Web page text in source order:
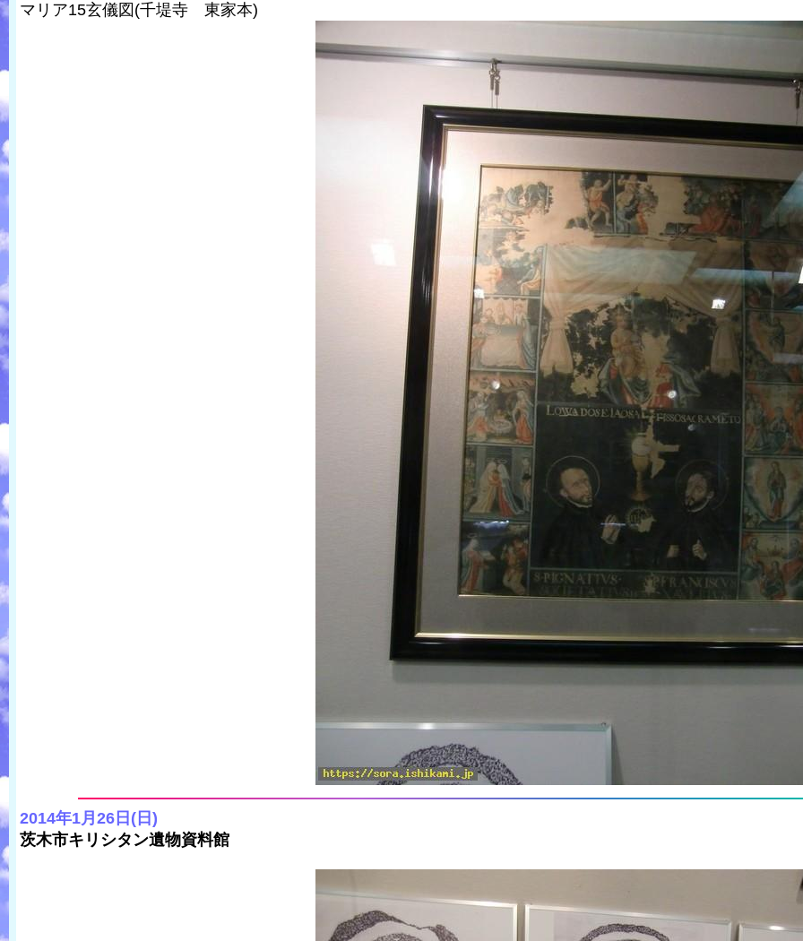
マリア15玄儀図(千堤寺 東家本)
2014年1月26日(日)
茨木市キリシタン遺物資料館